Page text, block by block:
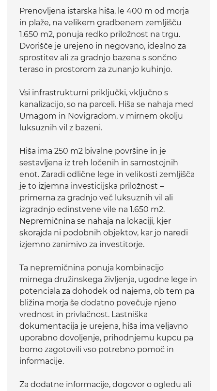
Prenovljena istarska hiša, le 400 m od morja
in plaže, na velikem gradbenem zemljišču
1.650 m2, ponuja redko priložnost na trgu.
Dvorišče je urejeno in negovano, idealno za
sprostitev ali za gradnjo bazena s sončno
teraso in prostorom za zunanjo kuhinjo.
Vsi infrastrukturni priključki, vključno s
kanalizacijo, so na parceli. Hiša se nahaja med
Umagom in Novigradom, v mirnem okolju
luksuznih vil z bazeni.
Hiša ima 250 m2 bivalne površine in je
sestavljena iz treh ločenih in samostojnih
enot. Zaradi odlične lege in velikosti zemljišča
je to izjemna investicijska priložnost –
primerna za gradnjo več luksuznih vil ali
izgradnjo edinstvene vile na 1.650 m2.
Nepremičnina se nahaja na lokaciji, kjer
skorajda ni podobnih objektov, kar jo naredi
izjemno zanimivo za investitorje.
Ta nepremičnina ponuja kombinacijo
mirnega družinskega življenja, ugodne lege in
potenciala za dohodek od najema, ob tem pa
bližina morja še dodatno povečuje njeno
vrednost in privlačnost. Lastniška
dokumentacija je urejena, hiša ima veljavno
uporabno dovoljenje, prihodnjemu kupcu pa
bomo zagotovili vso potrebno pomoč in
informacije.
Za dodatne informacije, dogovor o ogledu ali